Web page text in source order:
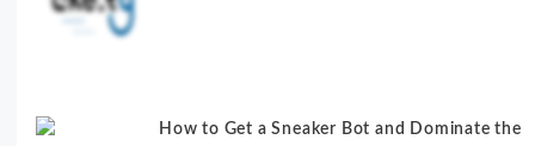
How to Get a Sneaker Bot and Dominate the